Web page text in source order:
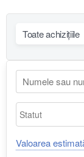
Toate achizițiile
Valoarea